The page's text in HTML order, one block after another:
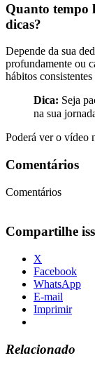
Quanto tempo
dicas?
Depende da sua
profundamente ou
hábitos
Dica: Seja
na sua
Poderá ver o vídeo
Comentários
Comentários
Compartilhe
X
Facebook
WhatsApp
E-mail
Imprimir
Relacionado